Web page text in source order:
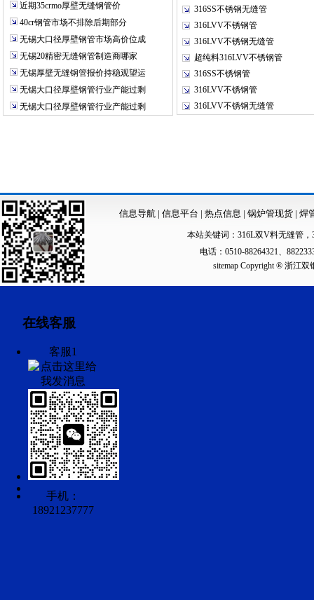
近期35crmo厚壁无缝钢管价
40cr钢管市场不排除后期部分
无锡大口径厚壁钢管市场高价位成
无锡20精密无缝钢管制造商哪家
无锡厚壁无缝钢管报价持稳观望运
无锡大口径厚壁钢管行业产能过剩
无锡大口径厚壁钢管行业产能过剩
316SS不锈钢无缝管
316LVV不锈钢管
316LVV不锈钢无缝管
超纯料316LVV不锈钢管
316SS不锈钢管
316LVV不锈钢管
316LVV不锈钢无缝管
信息导航| 信息平台 | 热点信息 | 锅炉管现货 | 焊
本站关键词： 316L双V料无缝管 ，
电话：0510-88264321、
sitemapCopyright ® 浙江双
在线客服
客服1
手机：
18921237777